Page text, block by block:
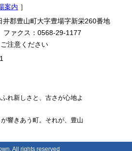
案内 ］
郡豊山町大字豊場字新栄260番地
ァクス：0568-29-1177
注意ください
れ新しさと、古さが心地よ
響きあう町。それが、豊山
All rights reserved